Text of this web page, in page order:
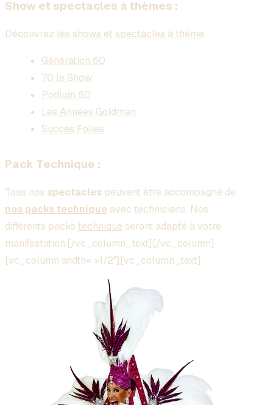
Show et spectacles à thèmes :
Découvrez les shows et spectacles à thème.
Génération 60
70 le Show
Podium 80
Les Années Goldman
Succès Folies
Pack Technique :
Tous nos spectacles peuvent être accompagné de
nos packs technique avec techniciens. Nos
différents packs technique seront adapté à votre
manifestation.[/vc_column_text][/vc_column]
[vc_column width= »1/2″][vc_column_text]